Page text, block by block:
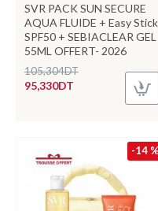
SVR PACK SUN SECURE
AQUA FLUIDE + Easy Stick
SPF50 + SEBIACLEAR GEL
55ML OFFERT- 2026
95,330DT
105,304DT
-14 %